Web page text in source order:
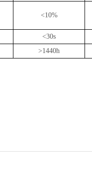
<10%
<30s
>1440h